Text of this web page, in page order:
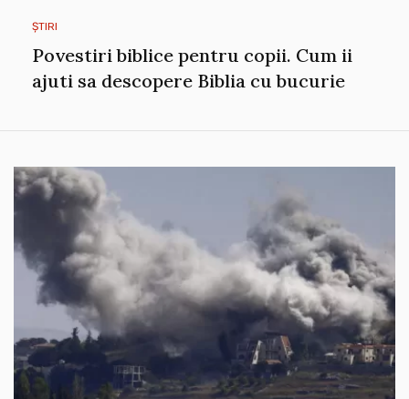
ȘTIRI
Povestiri biblice pentru copii. Cum ii
ajuti sa descopere Biblia cu bucurie